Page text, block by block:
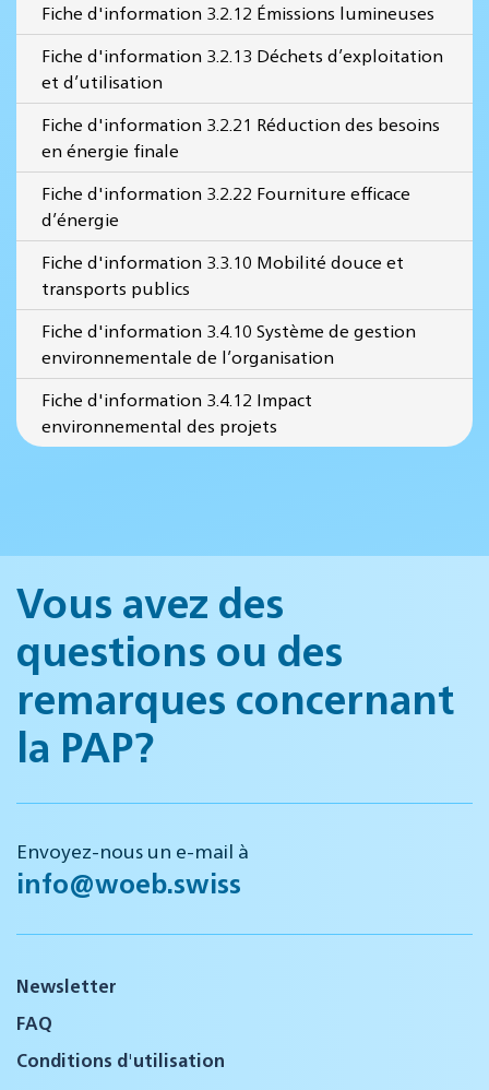
Fiche d'information 3.2.12 Émissions lumineuses
Fiche d'information 3.2.13 Déchets d’exploitation
et d’utilisation
Fiche d'information 3.2.21 Réduction des besoins
en énergie finale
Fiche d'information 3.2.22 Fourniture efficace
d’énergie
Fiche d'information 3.3.10 Mobilité douce et
transports publics
Fiche d'information 3.4.10 Système de gestion
environnementale de l’organisation
Fiche d'information 3.4.12 Impact
environnemental des projets
Vous avez des
questions ou des
remarques concernant
la PAP?
Envoyez-nous un e-mail à
info@woeb.swiss
Newsletter
FAQ
Conditions d'utilisation